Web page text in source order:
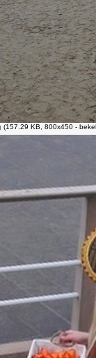
(157.29 KB, 800x450 -